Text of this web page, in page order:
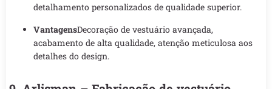
detalhamento personalizados de qualidade superior.
VantagensDecoração de vestuário avançada,
acabamento de alta qualidade, atenção meticulosa aos
detalhes do design.